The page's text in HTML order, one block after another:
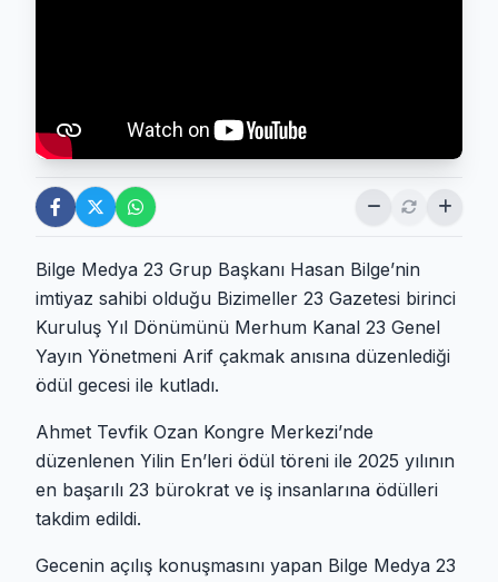
Bilge Medya 23 Grup Başkanı Hasan Bilge’nin
imtiyaz sahibi olduğu Bizimeller 23 Gazetesi birinci
Kuruluş Yıl Dönümünü Merhum Kanal 23 Genel
Yayın Yönetmeni Arif çakmak anısına düzenlediği
ödül gecesi ile kutladı.
Ahmet Tevfik Ozan Kongre Merkezi’nde
düzenlenen Yilin En’leri ödül töreni ile 2025 yılının
en başarılı 23 bürokrat ve iş insanlarına ödülleri
takdim edildi.
Gecenin açılış konuşmasını yapan Bilge Medya 23